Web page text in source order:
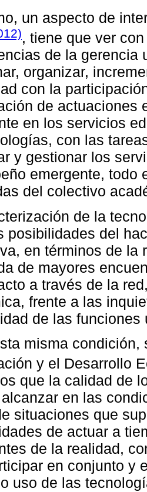
un aspecto de
, tiene que ver
de la gerencia
organizar,
con la
de actuaciones
en los servicios
con las
y gestionar los
emergente, todo
del colectivo
de la
posibilidades del
en términos de la
de mayores
a través de la
frente a las
de las funciones
misma
y el Desarrollo
que la calidad de
en las
situaciones que
de actuar a
de la realidad,
en conjunto y
uso de las